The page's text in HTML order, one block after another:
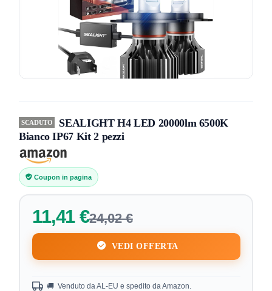
SCADUTO
SEALIGHT H4 LED 20000lm 6500K
Bianco IP67 Kit 2 pezzi
Coupon in pagina
11,41 €24,02 €
VEDI OFFERTA
🚚 Venduto da AL-EU e spedito da Amazon.